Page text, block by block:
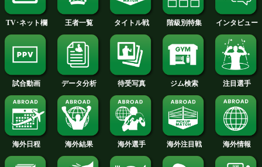
2014年
2013年
2012年
2011年